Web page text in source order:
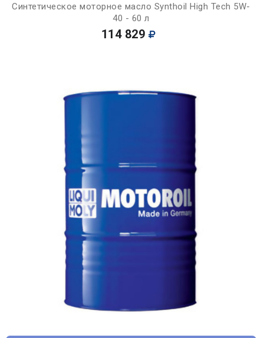
Синтетическое моторное масло Synthoil High Tech 5W-
40 - 60 л
114 829